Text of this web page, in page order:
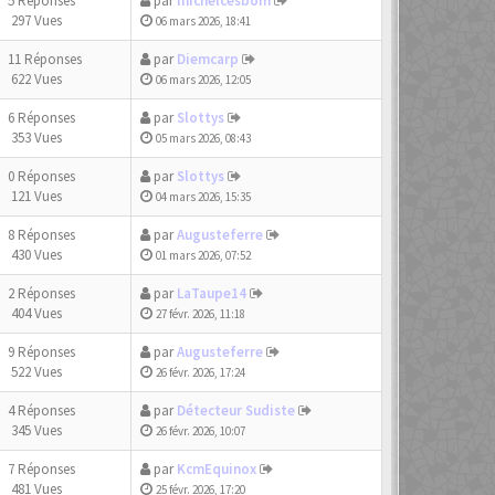
297 Vues
06 mars 2026, 18:41
11 Réponses
622 Vues
parDiemcarp
06 mars 2026, 12:05
6 Réponses
353 Vues
parSlottys
05 mars 2026, 08:43
0 Réponses
121 Vues
parSlottys
04 mars 2026, 15:35
8 Réponses
430 Vues
parAugusteferre
01 mars 2026, 07:52
2 Réponses
404 Vues
parLaTaupe14
27 févr. 2026, 11:18
9 Réponses
522 Vues
parAugusteferre
26 févr. 2026, 17:24
4 Réponses
345 Vues
parDétecteur Sudiste
26 févr. 2026, 10:07
7 Réponses
481 Vues
parKcmEquinox
25 févr. 2026, 17:20